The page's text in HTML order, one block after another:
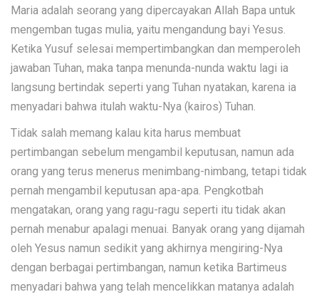
Maria adalah seorang yang dipercayakan Allah Bapa untuk
mengemban tugas mulia, yaitu mengandung bayi Yesus.
Ketika Yusuf selesai mempertimbangkan dan memperoleh
jawaban Tuhan, maka tanpa menunda-nunda waktu lagi ia
langsung bertindak seperti yang Tuhan nyatakan, karena ia
menyadari bahwa itulah waktu-Nya (kairos) Tuhan.
Tidak salah memang kalau kita harus membuat
pertimbangan sebelum mengambil keputusan, namun ada
orang yang terus menerus menimbang-nimbang, tetapi tidak
pernah mengambil keputusan apa-apa. Pengkotbah
mengatakan, orang yang ragu-ragu seperti itu tidak akan
pernah menabur apalagi menuai. Banyak orang yang dijamah
oleh Yesus namun sedikit yang akhirnya mengiring-Nya
dengan berbagai pertimbangan, namun ketika Bartimeus
menyadari bahwa yang telah mencelikkan matanya adalah